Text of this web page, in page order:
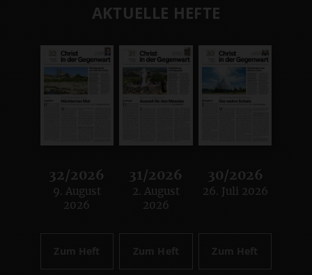
AKTUELLE HEFTE
32/2026
:
9. August
2026
Zum Heft
31/2026
:
2. August
2026
Zum Heft
30/2026
:
26. Juli 2026
Zum Heft